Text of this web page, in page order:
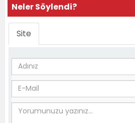
Neler Söylendi?
Site